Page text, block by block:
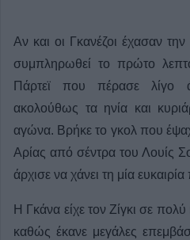
Αν και οι Γκανέζοι έχασαν
συμπληρωθεί το πρώτο
Πάρτεϊ που πέρασε λίγο
ακολούθως τα ηνία και
αγώνα. Βρήκε το γκολ που
Αρίας από σέντρα του Λουίς
άρχισε να χάνει τη μία
Η Γκάνα είχε τον Ζίγκι σε
καθώς έκανε μεγάλες